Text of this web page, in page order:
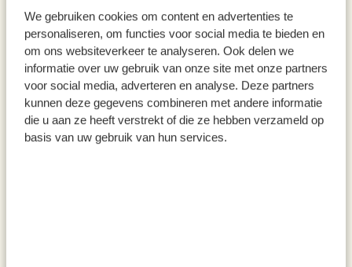
We gebruiken cookies om content en advertenties te
personaliseren, om functies voor social media te bieden en
om ons websiteverkeer te analyseren. Ook delen we
informatie over uw gebruik van onze site met onze partners
voor social media, adverteren en analyse. Deze partners
kunnen deze gegevens combineren met andere informatie
die u aan ze heeft verstrekt of die ze hebben verzameld op
basis van uw gebruik van hun services.
Kruidenolijfolie met citroen en
tijm, 250 ml
43,80 / l
Olijfolie extra vierge, met
peperoncino, biologisch, 100
ml
69,50 / l